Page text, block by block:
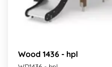
Wood 1436 - hpl